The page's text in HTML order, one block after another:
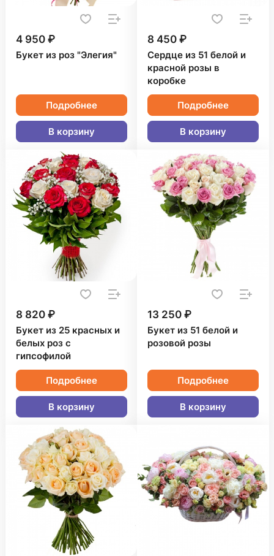
4 950 ₽
Букет из роз "Элегия"
Подробнее
В корзину
8 450 ₽
Сердце из 51 белой и
красной розы в
коробке
Подробнее
В корзину
8 820 ₽
Букет из 25 красных и
белых роз с
гипсофилой
Подробнее
В корзину
13 250 ₽
Букет из 51 белой и
розовой розы
Подробнее
В корзину